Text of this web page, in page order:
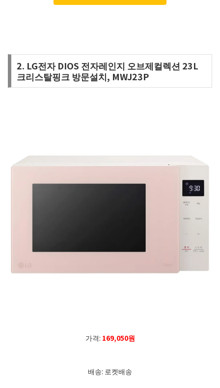
2. LG전자 DIOS 전자레인지 오브제컬렉션 23L
크리스탈핑크 방문설치, MWJ23P
가격: 169,050원
배송: 로켓배송